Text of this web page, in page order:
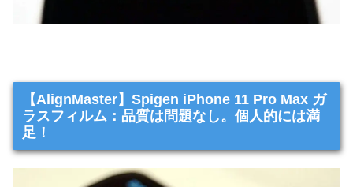
【AlignMaster】Spigen iPhone 11 Pro Max ガ
ラスフィルム：品質は問題なし。個人的には満
足！